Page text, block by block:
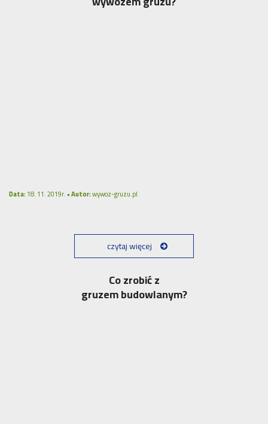
Data:18. 11. 2019r. •Autor:wywoz-gruzu.pl
czytaj więcej
Co zrobić z
gruzem budowlanym?